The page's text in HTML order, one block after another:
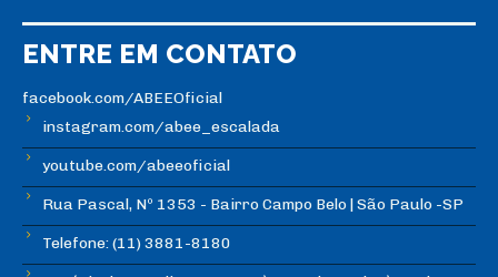
ENTRE EM CONTATO
facebook.com/ABEEOficial
instagram.com/abee_escalada
youtube.com/abeeoficial
Rua Pascal, Nº 1353 - Bairro Campo Belo | São Paulo -SP
Telefone: (11) 3881-8180